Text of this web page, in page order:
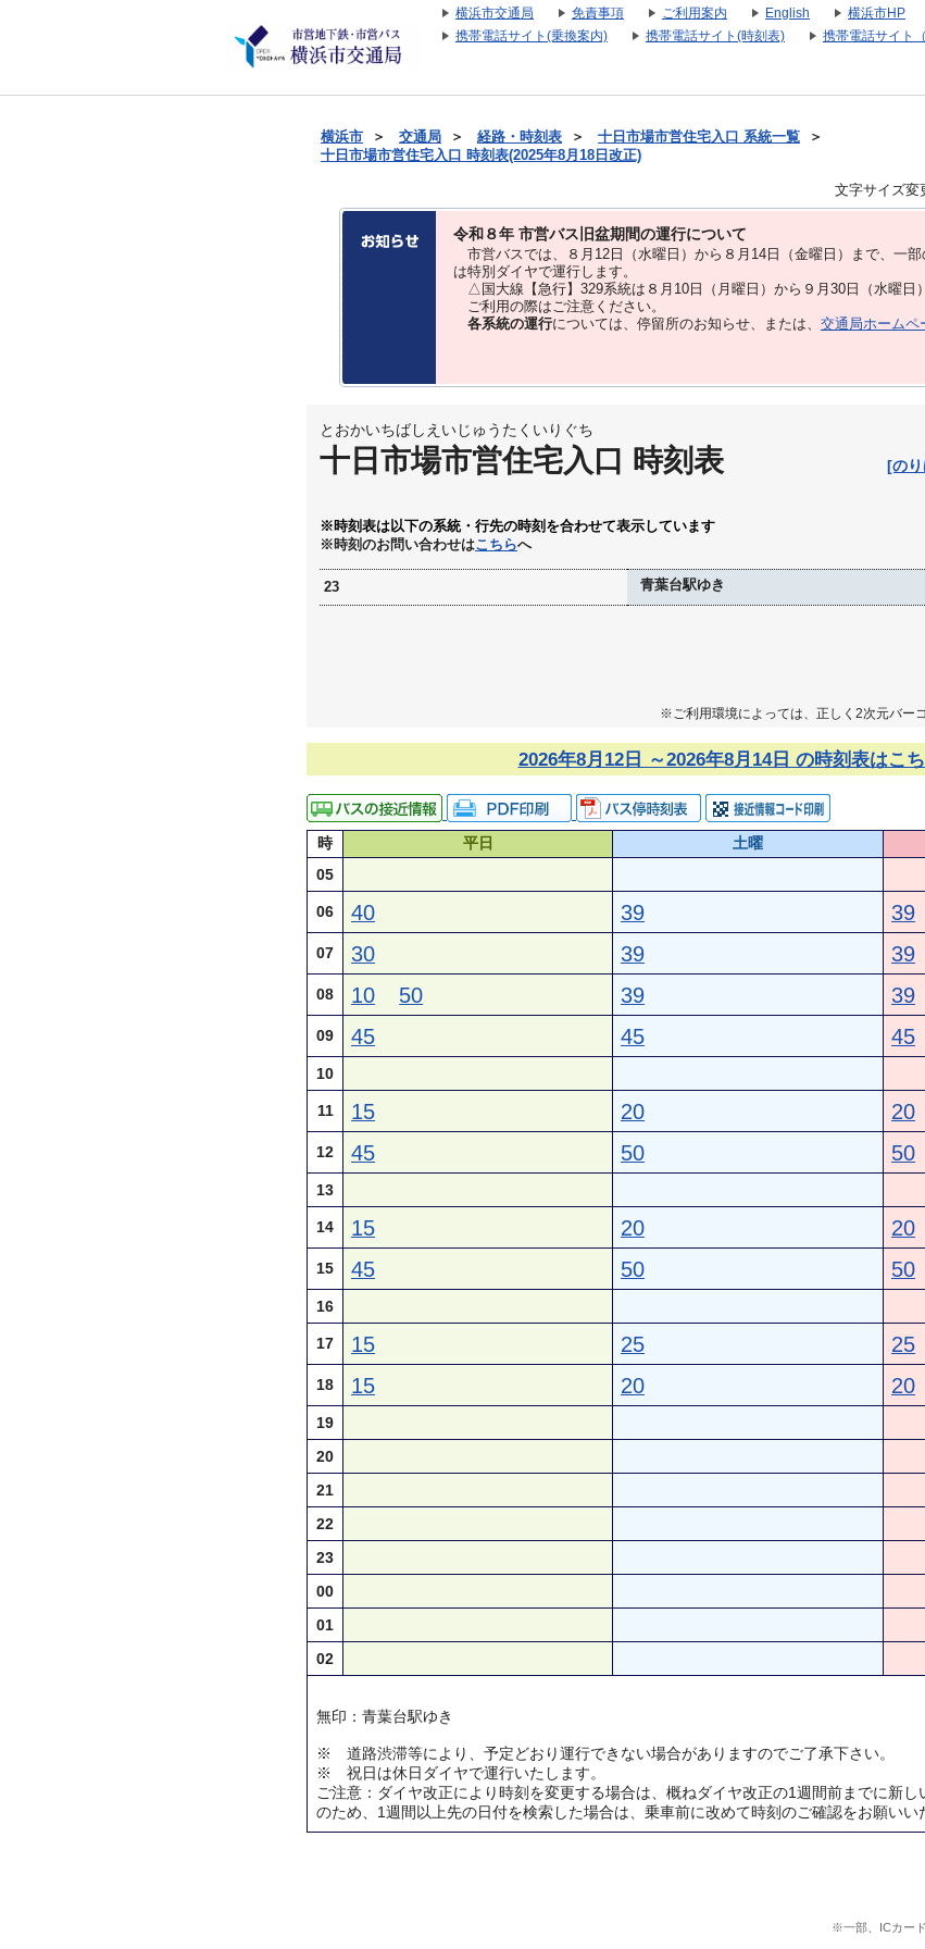
横浜市交通局 免責事項 ご利用案内 English 横浜市HP
携帯電話サイト(乗換案内)
携帯電話サイト(時刻表) 携帯電話サイト
横浜市 ＞ 交通局 ＞ 経路・時刻表 ＞ 十日市場市営住宅入口 系統一覧 ＞
十日市場市営住宅入口 時刻表(2025年8月18日改正)
文字サイズ変
令和８年 市営バス旧盆期間の運行について
市営バスでは、８⽉12⽇（水曜日）から８⽉14⽇（金曜日）まで、⼀
は特別ダイヤで運⾏します。
△国大線【急行】329系統は８月10日（月曜日）から９月30日（水曜日
ご利用の際はご注意ください。
各系統の運行については、停留所のお知らせ、または、 交通局ホームペ
とおかいちばしえいじゅうたくいりぐち
十日市場市営住宅入口 時刻表 [の
※時刻表は以下の系統・行先の時刻を合わせて表示しています
※時刻のお問い合わせはこちらへ
23 青葉台駅ゆき
※ご利用環境によっては、正しく2次元バー
2026年8月12日 ～2026年8月14日 の時刻表はこ
時 平日 土曜
05
06 40 39 39
07 30 39 39
08 10 50 39 39
09 45 45 45
10
11 15 20 20
12 45 50 50
13
14 15 20 20
15 45 50 50
16
17 15 25 25
18 15 20 20
19
20
21
22
23
00
01
02
無印：青葉台駅ゆき
※ 道路渋滞等により、予定どおり運行できない場合がありますのでご了承下さい。
※ 祝日は休日ダイヤで運行いたします。
ご注意：ダイヤ改正により時刻を変更する場合は、概ねダイヤ改正の1週間前までに新
のため、1週間以上先の日付を検索した場合は、乗車前に改めて時刻のご確認をお願いい
※一部、ICカー